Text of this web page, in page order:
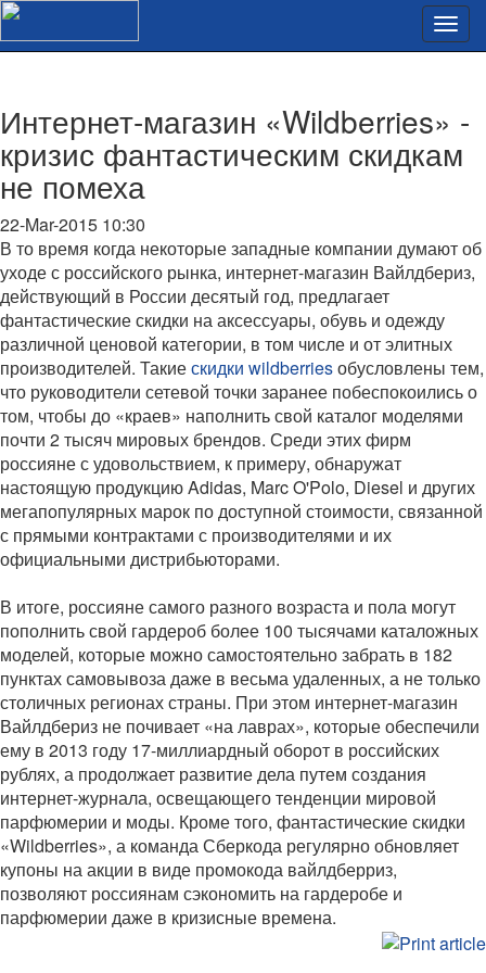
Интернет-магазин «Wildberries» -
кризис фантастическим скидкам
не помеха
22-Mar-2015 10:30
В то время когда некоторые западные компании думают об
уходе с российского рынка, интернет-магазин Вайлдбериз,
действующий в России десятый год, предлагает
фантастические скидки на аксессуары, обувь и одежду
различной ценовой категории, в том числе и от элитных
производителей. Такиескидки wildberriesобусловлены тем,
что руководители сетевой точки заранее побеспокоились о
том, чтобы до «краев» наполнить свой каталог моделями
почти 2 тысяч мировых брендов. Среди этих фирм
россияне с удовольствием, к примеру, обнаружат
настоящую продукцию Adidas, Marc O'Polo, Diesel и других
мегапопулярных марок по доступной стоимости, связанной
с прямыми контрактами с производителями и их
официальными дистрибьюторами.
В итоге, россияне самого разного возраста и пола могут
пополнить свой гардероб более 100 тысячами каталожных
моделей, которые можно самостоятельно забрать в 182
пунктах самовывоза даже в весьма удаленных, а не только
столичных регионах страны. При этом интернет-магазин
Вайлдбериз не почивает «на лаврах», которые обеспечили
ему в 2013 году 17-миллиардный оборот в российских
рублях, а продолжает развитие дела путем создания
интернет-журнала, освещающего тенденции мировой
парфюмерии и моды. Кроме того, фантастические скидки
«Wildberries», а команда Сберкода регулярно обновляет
купоны на акции в виде промокода вайлдберриз,
позволяют россиянам сэкономить на гардеробе и
парфюмерии даже в кризисные времена.